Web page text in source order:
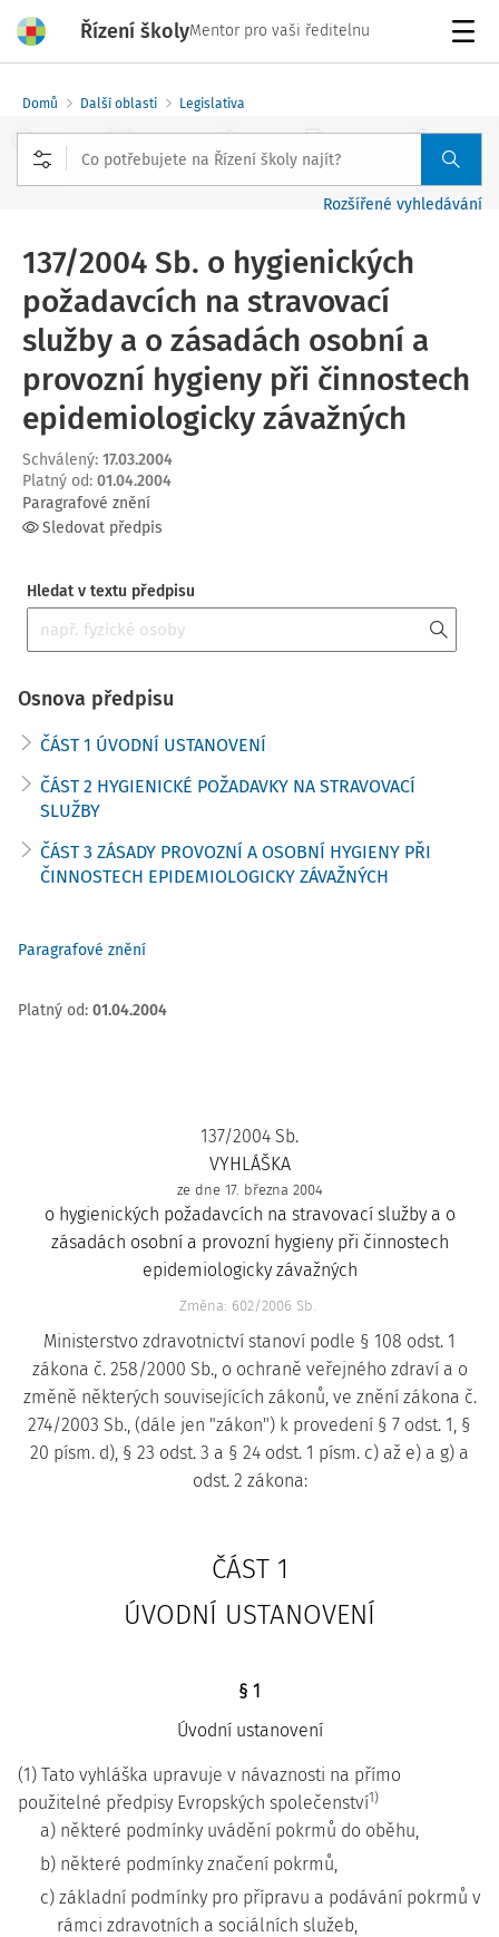
Řízení školyMentor pro vaši ředitelnu
Domů Další oblasti Legislativa
Rozšířené vyhledávání
137/2004 Sb. o hygienických
požadavcích na stravovací
služby a o zásadách osobní a
provozní hygieny při činnostech
epidemiologicky závažných
Schválený: 17.03.2004
Platný od: 01.04.2004
Paragrafové znění
Sledovat předpis
Hledat v textu předpisu
Osnova předpisu
ČÁST 1 ÚVODNÍ USTANOVENÍ
ČÁST 2 HYGIENICKÉ POŽADAVKY NA STRAVOVACÍ
SLUŽBY
ČÁST 3 ZÁSADY PROVOZNÍ A OSOBNÍ HYGIENY PŘI
ČINNOSTECH EPIDEMIOLOGICKY ZÁVAŽNÝCH
Paragrafové znění
Platný od: 01.04.2004
137/2004 Sb.
VYHLÁŠKA
ze dne 17. března 2004
o hygienických požadavcích na stravovací služby a o
zásadách osobní a provozní hygieny při činnostech
epidemiologicky závažných
Změna: 602/2006 Sb.
Ministerstvo zdravotnictví stanoví podle § 108 odst. 1
zákona č. 258/2000 Sb., o ochraně veřejného zdraví a o
změně některých souvisejících zákonů, ve znění zákona č.
274/2003 Sb., (dále jen "zákon") k provedení § 7 odst. 1, §
20 písm. d), § 23 odst. 3 a § 24 odst. 1 písm. c) až e) a g) a
odst. 2 zákona:
ČÁST 1
ÚVODNÍ USTANOVENÍ
§ 1
Úvodní ustanovení
(1) Tato vyhláška upravuje v návaznosti na přímo
použitelné předpisy Evropských společenství1)
a) některé podmínky uvádění pokrmů do oběhu,
b) některé podmínky značení pokrmů,
c) základní podmínky pro přípravu a podávání pokrmů v
rámci zdravotních a sociálních služeb,